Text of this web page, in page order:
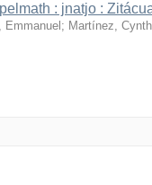
: jnatjo :
Emmanuel ; Martínez,